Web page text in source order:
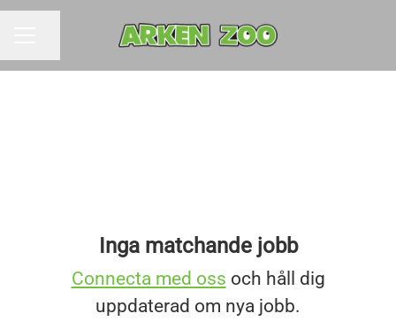
Inga matchande jobb
Connecta med oss och håll dig
uppdaterad om nya jobb.